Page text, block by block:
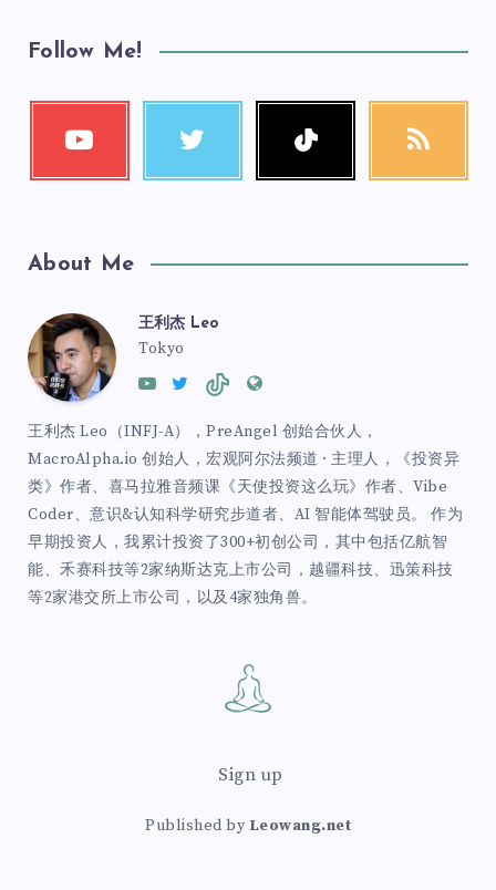
Follow Me!
About Me
王利杰 Leo
Tokyo
王利杰 Leo（INFJ-A），PreAngel 创始合伙人，
MacroAlpha.io 创始人，宏观阿尔法频道 · 主理人，《投资异
类》作者、喜马拉雅音频课《天使投资这么玩》作者、Vibe
Coder、意识&认知科学研究步道者、AI 智能体驾驶员。 作为
早期投资人，我累计投资了300+初创公司，其中包括亿航智
能、禾赛科技等2家纳斯达克上市公司，越疆科技、迅策科技
等2家港交所上市公司，以及4家独角兽。
Sign up
Published by Leowang.net